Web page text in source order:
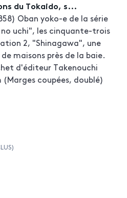
du Tokaido, s...
Oban yoko-e de la série
uchi", les cinquante-trois
2, "Shinagawa", une
maisons près de la baie.
d'éditeur Takenouchi
(Marges coupées, doublé)